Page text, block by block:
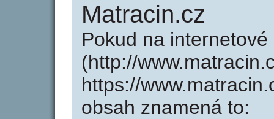
Matracin.cz
Pokud na
(http://
https://
obsah znamená to: